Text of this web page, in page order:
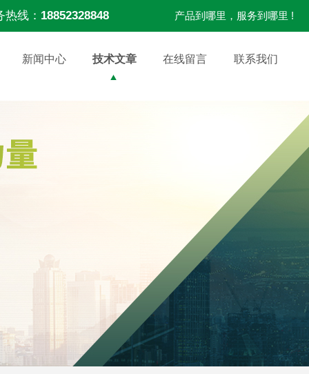
热线： 18852328848 产品到哪里，服务到哪里 !
新闻中心 技术文章 在线留言 联系我们